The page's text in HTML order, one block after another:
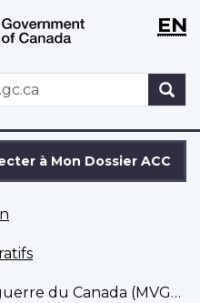
Aller
au
principal
Passer
à
version
HTML
simplifiée
WxT
WxTEN
à Mon Dossier ACC
du Canada (MVGC)